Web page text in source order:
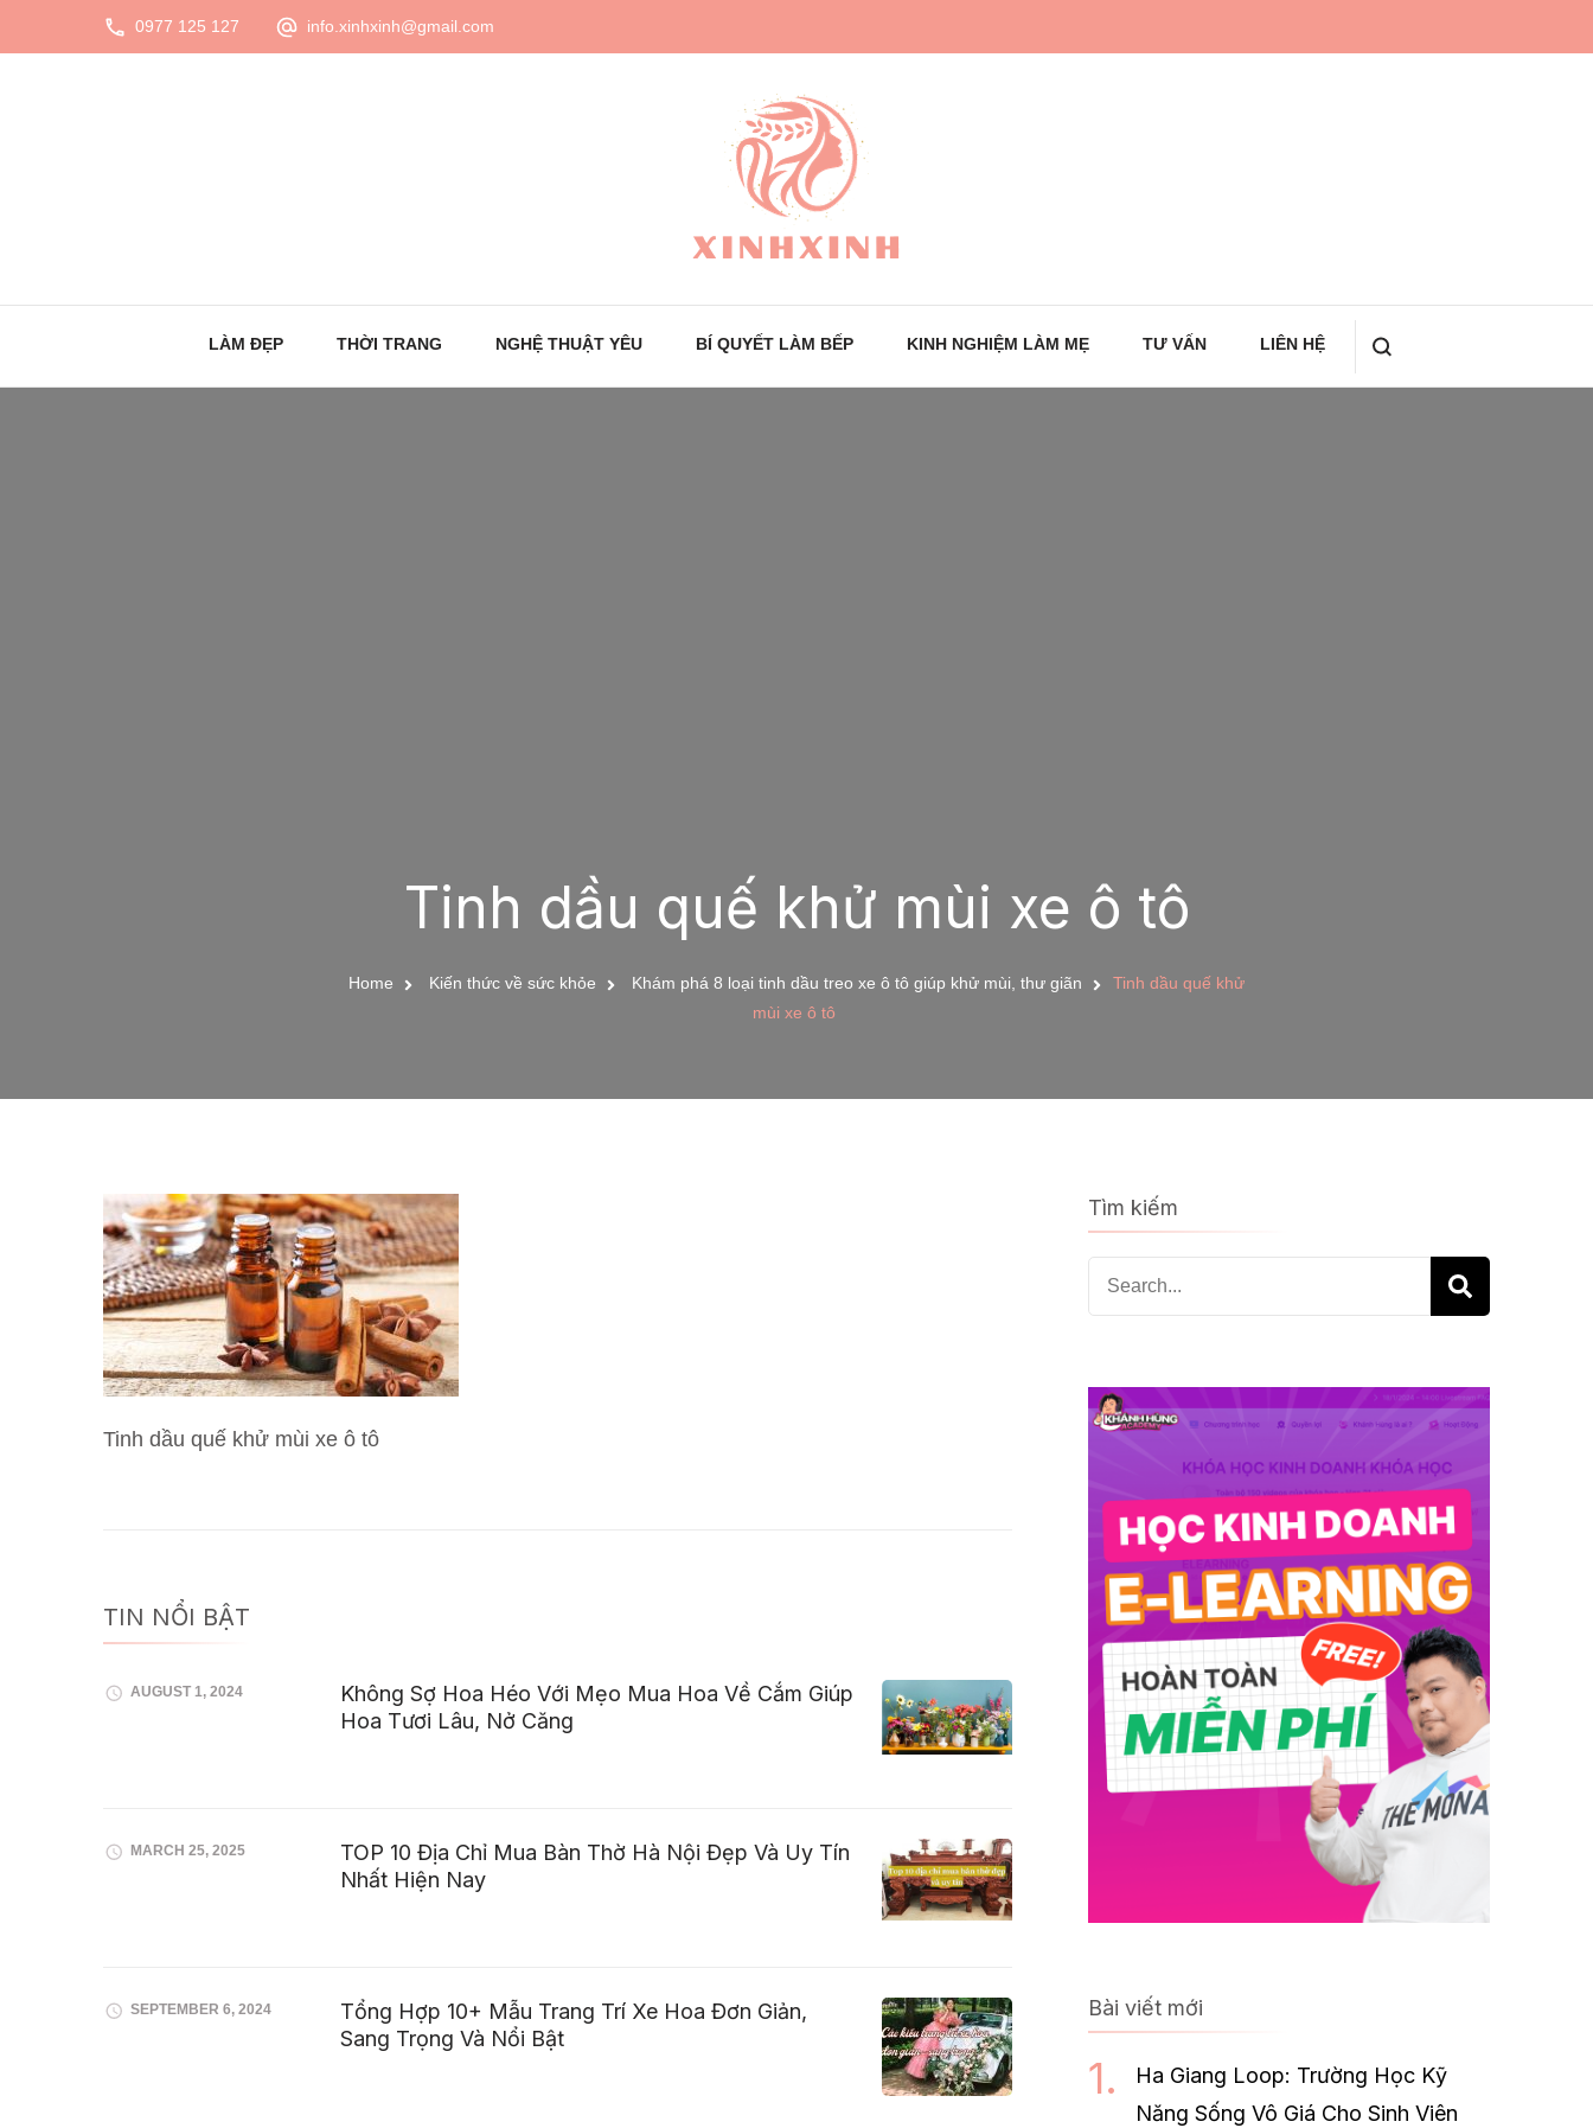
0977 125 127 info.xinhxinh@gmail.com
XinhXinh
Trang tin tức cho phái đẹp
LÀM ĐẸP THỜI TRANG NGHỆ THUẬT YÊU BÍ QUYẾT LÀM BẾP KINH NGHIỆM LÀM MẸ TƯ VẤN LIÊN HỆ
Tinh dầu quế khử mùi xe ô tô
Home Kiến thức về sức khỏe Khám phá 8 loại tinh dầu treo xe ô tô giúp khử mùi, thư giãn
Tinh dầu quế khử
mùi xe ô tô
Tinh dầu quế khử mùi xe ô tô
TIN NỔI BẬT
AUGUST 1, 2024
Không Sợ Hoa Héo Với Mẹo Mua Hoa Về Cắm Giúp
Hoa Tươi Lâu, Nở Căng
MARCH 25, 2025
TOP 10 Địa Chỉ Mua Bàn Thờ Hà Nội Đẹp Và Uy Tín
Nhất Hiện Nay
SEPTEMBER 6, 2024
Tổng Hợp 10+ Mẫu Trang Trí Xe Hoa Đơn Giản,
Sang Trọng Và Nổi Bật
Tìm kiếm
Search
for:
Bài viết mới
Ha Giang Loop: Trường Học Kỹ
Năng Sống Vô Giá Cho Sinh Viên